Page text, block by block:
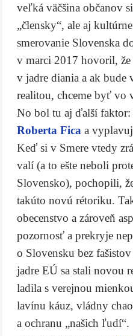
veľká väčšina občanov
„člensky“, ale aj
smerovanie Slovenska
v marci 2017 hovoril,
v jadre diania a ak bude
realitou, chceme byť vo
No bol tu aj ďalší
Roberta Fica a
Keď si v Smere vtedy
valí (a to ešte neboli
Slovensko), pochopili,
takúto novú rétoriku.
obecenstvo a zároveň
pozornosť a prekryje
o Slovensku bez
jadre EÚ sa stali novou
ladila s verejnou
lavínu káuz, vládny
a ochranu „našich ľudí“.